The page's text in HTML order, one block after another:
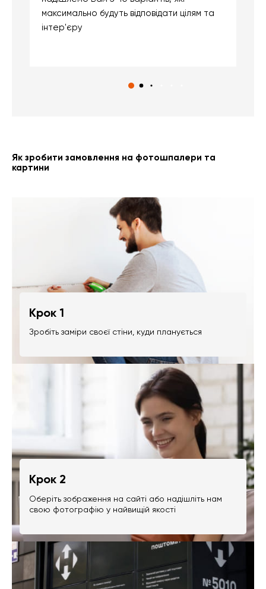
максимально будуть відповідати цілям та
інтер'єру
Як зробити замовлення на фотошпалери та
картини
Крок 1
Зробіть заміри своєї стіни, куди планується
Крок 2
Оберіть зображення на сайті або надішліть нам
свою фотографію у найвищій якості